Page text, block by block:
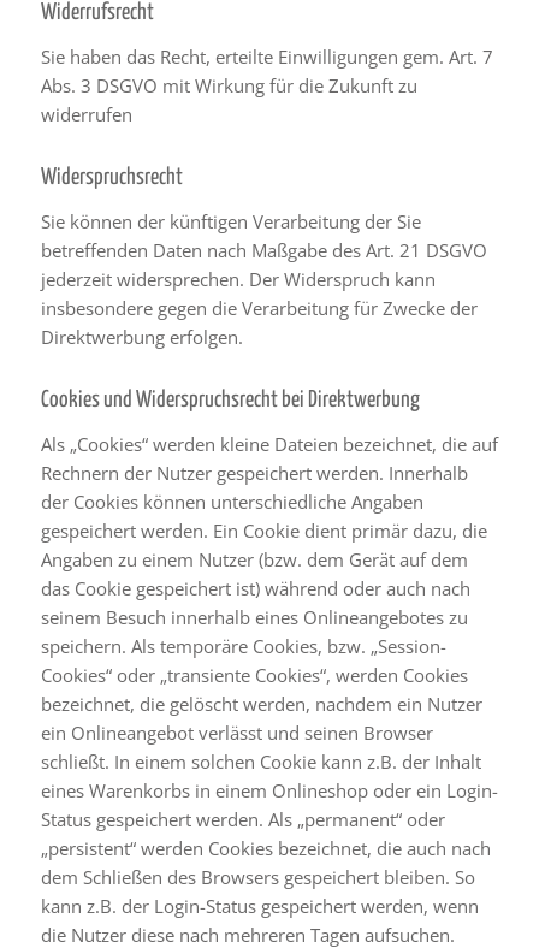
Widerrufsrecht
Sie haben das Recht, erteilte Einwilligungen gem. Art. 7
Abs. 3 DSGVO mit Wirkung für die Zukunft zu
widerrufen
Widerspruchsrecht
Sie können der künftigen Verarbeitung der Sie
betreffenden Daten nach Maßgabe des Art. 21 DSGVO
jederzeit widersprechen. Der Widerspruch kann
insbesondere gegen die Verarbeitung für Zwecke der
Direktwerbung erfolgen.
Cookies und Widerspruchsrecht bei Direktwerbung
Als „Cookies“ werden kleine Dateien bezeichnet, die auf
Rechnern der Nutzer gespeichert werden. Innerhalb
der Cookies können unterschiedliche Angaben
gespeichert werden. Ein Cookie dient primär dazu, die
Angaben zu einem Nutzer (bzw. dem Gerät auf dem
das Cookie gespeichert ist) während oder auch nach
seinem Besuch innerhalb eines Onlineangebotes zu
speichern. Als temporäre Cookies, bzw. „Session-
Cookies“ oder „transiente Cookies“, werden Cookies
bezeichnet, die gelöscht werden, nachdem ein Nutzer
ein Onlineangebot verlässt und seinen Browser
schließt. In einem solchen Cookie kann z.B. der Inhalt
eines Warenkorbs in einem Onlineshop oder ein Login-
Status gespeichert werden. Als „permanent“ oder
„persistent“ werden Cookies bezeichnet, die auch nach
dem Schließen des Browsers gespeichert bleiben. So
kann z.B. der Login-Status gespeichert werden, wenn
die Nutzer diese nach mehreren Tagen aufsuchen.